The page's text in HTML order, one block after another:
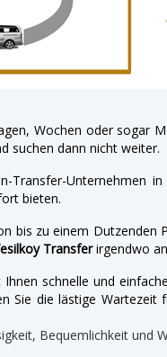
Wochen oder sogar
suchen dann nicht weiter.
Transfer-Unternehmen
bieten.
bis zu einem Dutzenden
Transferirgendwo
schnelle und
Sie die lästige
Bequemlichkeit und